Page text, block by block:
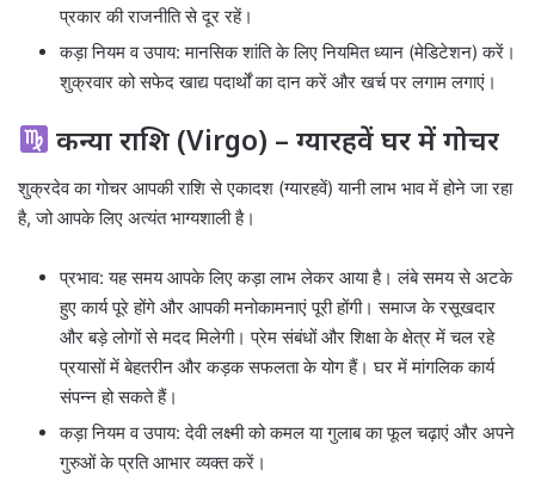
प्रकार की राजनीति से दूर रहें।
कड़ा नियम व उपाय: मानसिक शांति के लिए नियमित ध्यान (मेडिटेशन) करें।
शुक्रवार को सफेद खाद्य पदार्थों का दान करें और खर्च पर लगाम लगाएं।
कन्या राशि (Virgo) – ग्यारहवें घर में गोचर
शुक्रदेव का गोचर आपकी राशि से एकादश (ग्यारहवें) यानी लाभ भाव में होने जा रहा
है, जो आपके लिए अत्यंत भाग्यशाली है।
प्रभाव: यह समय आपके लिए कड़ा लाभ लेकर आया है। लंबे समय से अटके
हुए कार्य पूरे होंगे और आपकी मनोकामनाएं पूरी होंगी। समाज के रसूखदार
और बड़े लोगों से मदद मिलेगी। प्रेम संबंधों और शिक्षा के क्षेत्र में चल रहे
प्रयासों में बेहतरीन और कड़क सफलता के योग हैं। घर में मांगलिक कार्य
संपन्न हो सकते हैं।
कड़ा नियम व उपाय: देवी लक्ष्मी को कमल या गुलाब का फूल चढ़ाएं और अपने
गुरुओं के प्रति आभार व्यक्त करें।